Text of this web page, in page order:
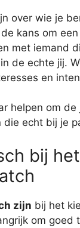
over wie je
kans om
met iemand
de echte jij.
en
helpen om de
die echt bij je
bij
zijn bij het
om goed